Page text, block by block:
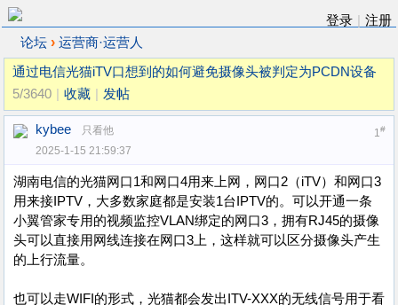
登录
注册
论坛 › 运营商·运营人
通过电信光猫iTV口想到的如何避免摄像头被判定为PCDN设备
5/3640
收藏 发帖
1#
kybee
只看他
2025-1-15 21:59:37
湖南电信的光猫网口1和网口4用来上网，网口2（iTV）和网口3
用来接IPTV，大多数家庭都是安装1台IPTV的。可以开通一条
小翼管家专用的视频监控VLAN绑定的网口3，拥有RJ45的摄像
头可以直接用网线连接在网口3上，这样就可以区分摄像头产生
的上行流量。
也可以走WIFI的形式，光猫都会发出ITV-XXX的无线信号用于看